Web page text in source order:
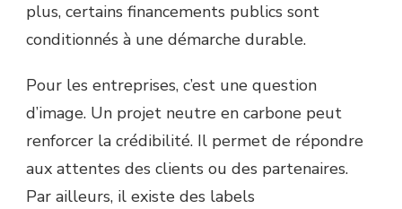
plus, certains financements publics sont
conditionnés à une démarche durable.
Pour les entreprises, c’est une question
d’image. Un projet neutre en carbone peut
renforcer la crédibilité. Il permet de répondre
aux attentes des clients ou des partenaires.
Par ailleurs, il existe des labels